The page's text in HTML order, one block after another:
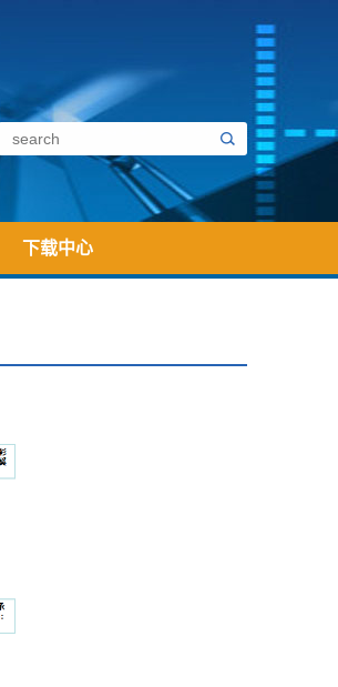
下载中心